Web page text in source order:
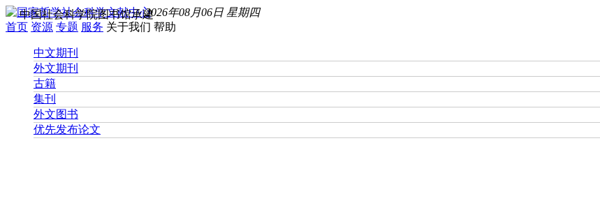
2026年08月06日 星期四
中国社会科学院图书馆承建
首页 资源 专题 服务 关于我们 帮助
中文期刊
外文期刊
古籍
集刊
外文图书
优先发布论文